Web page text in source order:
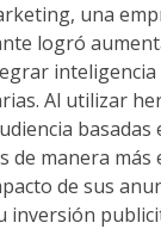
una
logró
inteligencia
Al utilizar
basadas
de manera más
de sus
inversión